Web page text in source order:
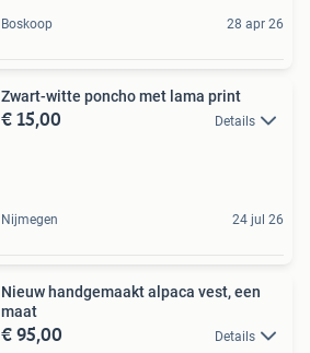
Boskoop 28 apr 26
Zwart-witte poncho met lama print
€ 15,00 Details
Nijmegen 24 jul 26
Nieuw handgemaakt alpaca vest, een
maat
€ 95,00 Details